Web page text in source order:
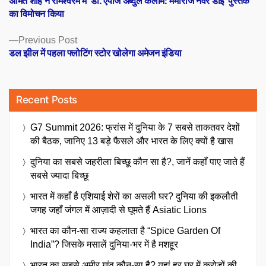
navigation
Previous PostPrevious
post:
डल झील में पहला फ्लोटिंग स्टोर खोलेगा अमेजन इंडिया
का विमोचन किया
Recent Posts
G7 Summit 2026: फ्रांस में दुनिया के 7 सबसे ताकतवर देशों
की बैठक, जानिए 13 बड़े फैसले और भारत के लिए क्यों है खास
दुनिया का सबसे जहरीला बिच्छू कौन सा है?, जानें कहाँ पाए जाते हैं
सबसे ज्यादा बिच्छू
भारत में कहाँ है एशियाई शेरों का असली घर? दुनिया की इकलौती
जगह जहाँ जंगल में आज़ादी से घूमते हैं Asiatic Lions
भारत का कौन-सा राज्य कहलाता है “Spice Garden Of
India”? जिसके मसालें दुनिया-भर में है मशहूर